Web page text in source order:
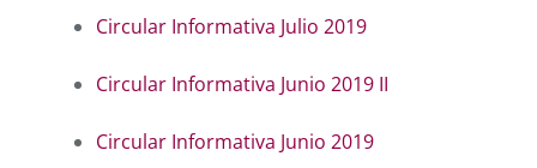
Circular Informativa Julio 2019
Circular Informativa Junio 2019 II
Circular Informativa Junio 2019